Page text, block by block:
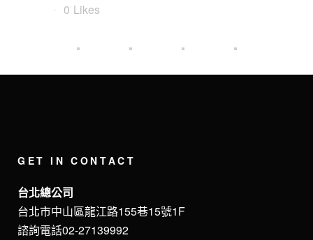
0 Likes
GET IN CONTACT
台北總公司
台北市中山區龍江路155巷15號1F
諮詢電話02-27139992